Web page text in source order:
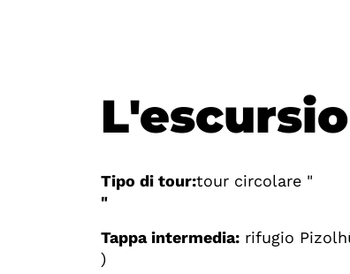
Tipo di tour:tour circolare "
"
Tappa intermedia: rifugio
)